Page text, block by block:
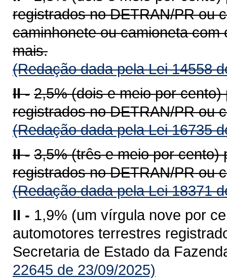
registrados no DETRAN/PR ou
caminhonete ou camioneta
mais.
(Redação dada pela Lei 14558
II - 2,5% (dois e meio por
registrados no DETRAN/PR ou
(Redação dada pela Lei 16735
II - 3,5% (três e meio por
registrados no DETRAN/PR ou
(Redação dada pela Lei 18371
II - 1,9% (um vírgula nove por
automotores terrestres
Secretaria de Estado da
22645 de 23/09/2025)